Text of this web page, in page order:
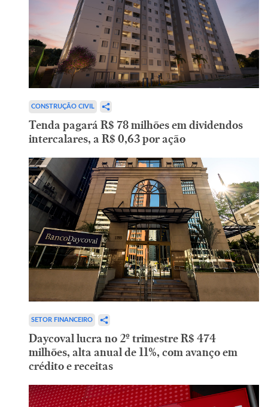
CONSTRUÇÃO CIVIL
Tenda pagará R$ 78 milhões em dividendos
intercalares, a R$ 0,63 por ação
SETOR FINANCEIRO
Daycoval lucra no 2º trimestre R$ 474
milhões, alta anual de 11%, com avanço em
crédito e receitas